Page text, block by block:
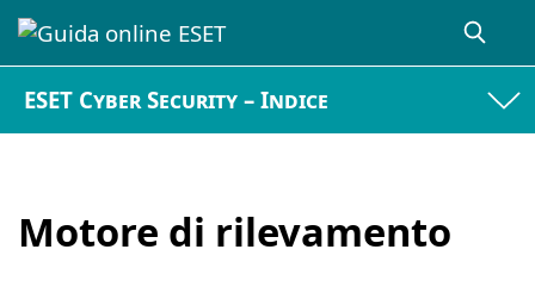
ESET Cyber Security – Indice
Motore di rilevamento